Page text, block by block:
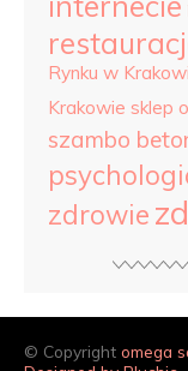
Rynku w
Krakowie sklep
szambo
zdrowie
© Copyright omega